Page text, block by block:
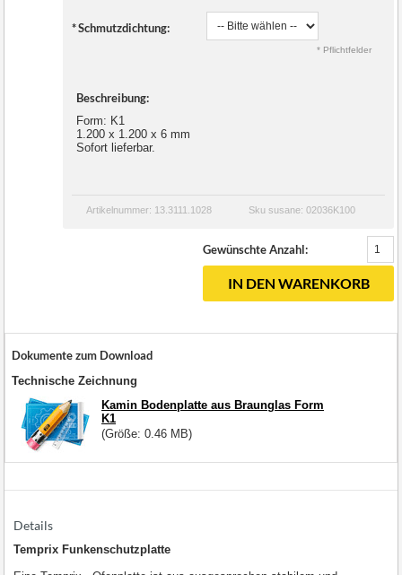
*Schmutzdichtung:
* Pflichtfelder
Beschreibung:
Form: K1
1.200 x 1.200 x 6 mm
Sofort lieferbar.
Artikelnummer: 13.3111.1028 Sku susane: 02036K100
Gewünschte Anzahl:
IN DEN WARENKORB
Dokumente zum Download
Technische Zeichnung
Kamin Bodenplatte aus Braunglas Form
K1
(Größe: 0.46 MB)
Details
Temprix Funkenschutzplatte